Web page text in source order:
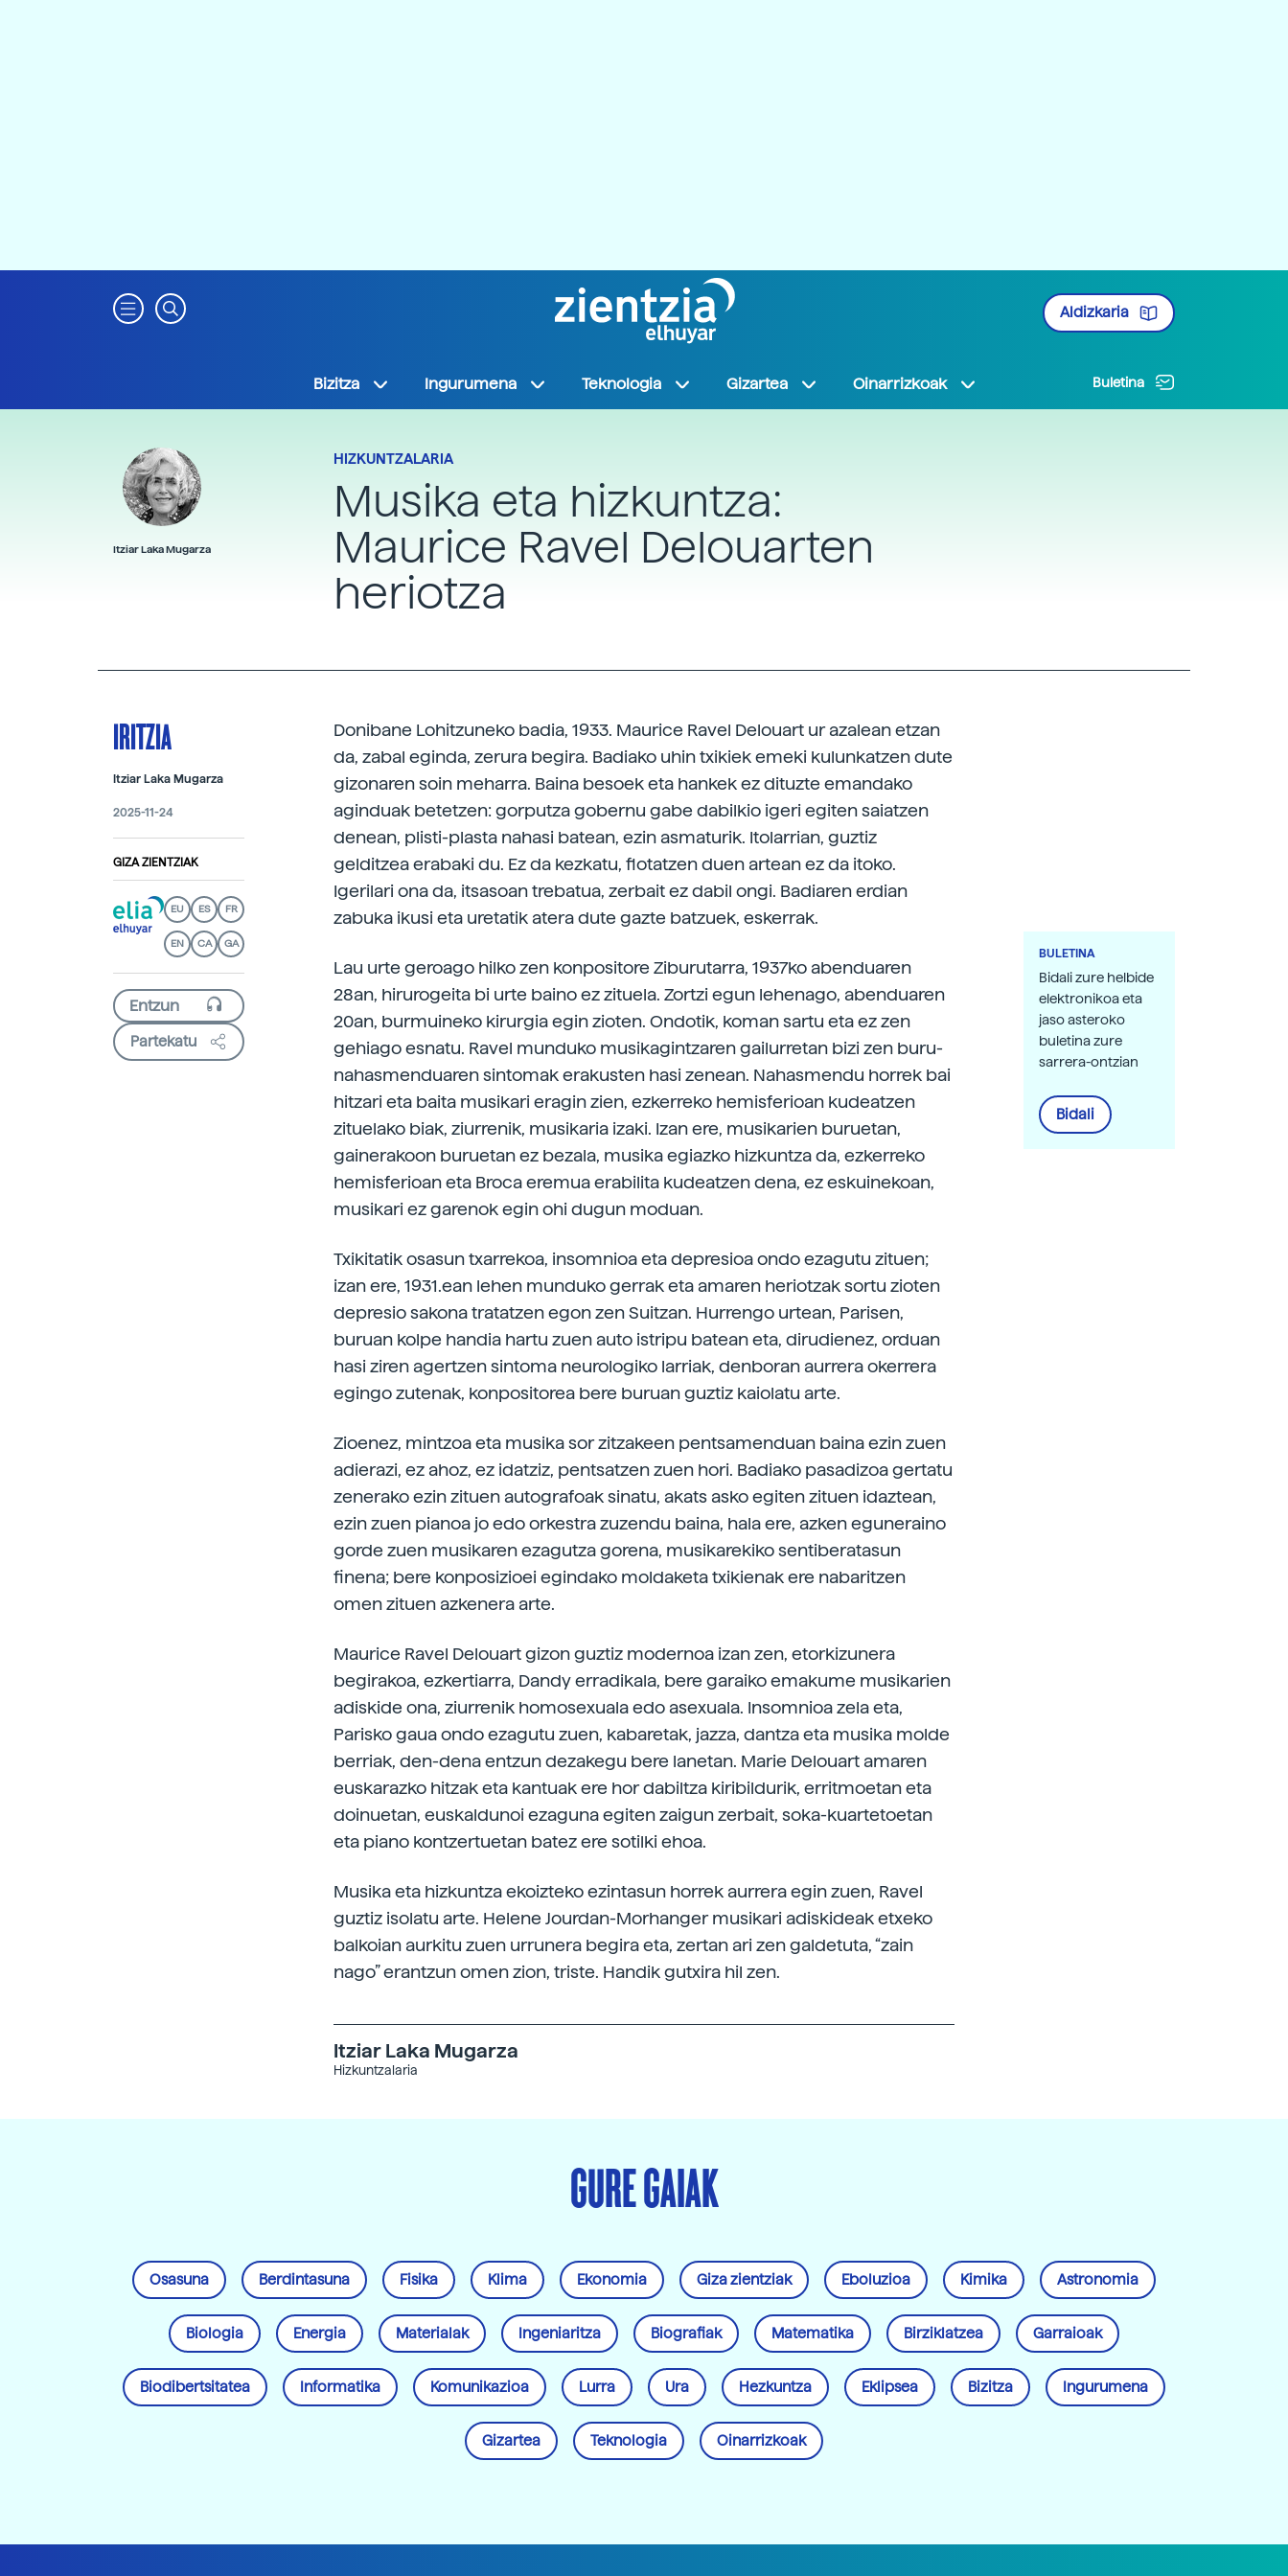
Aldizkaria
Bizitza Ingurumena Teknologia Gizartea Oinarrizkoak Buletina
Itziar Laka Mugarza
HIZKUNTZALARIA
Musika eta hizkuntza:
Maurice Ravel Delouarten
heriotza
IRITZIA
Itziar Laka Mugarza
2025-11-24
GIZA ZIENTZIAK
EU ES FR
EN CA GA
Partekatu
Donibane Lohitzuneko badia, 1933. Maurice Ravel Delouart ur azalean etzan
da, zabal eginda, zerura begira. Badiako uhin txikiek emeki kulunkatzen dute
gizonaren soin meharra. Baina besoek eta hankek ez dituzte emandako
aginduak betetzen: gorputza gobernu gabe dabilkio igeri egiten saiatzen
denean, plisti-plasta nahasi batean, ezin asmaturik. Itolarrian, guztiz
gelditzea erabaki du. Ez da kezkatu, flotatzen duen artean ez da itoko.
Igerilari ona da, itsasoan trebatua, zerbait ez dabil ongi. Badiaren erdian
zabuka ikusi eta uretatik atera dute gazte batzuek, eskerrak.
Lau urte geroago hilko zen konpositore Ziburutarra, 1937ko abenduaren
28an, hirurogeita bi urte baino ez zituela. Zortzi egun lehenago, abenduaren
20an, burmuineko kirurgia egin zioten. Ondotik, koman sartu eta ez zen
gehiago esnatu. Ravel munduko musikagintzaren gailurretan bizi zen buru-
nahasmenduaren sintomak erakusten hasi zenean. Nahasmendu horrek bai
hitzari eta baita musikari eragin zien, ezkerreko hemisferioan kudeatzen
zituelako biak, ziurrenik, musikaria izaki. Izan ere, musikarien buruetan,
gainerakoon buruetan ez bezala, musika egiazko hizkuntza da, ezkerreko
hemisferioan eta Broca eremua erabilita kudeatzen dena, ez eskuinekoan,
musikari ez garenok egin ohi dugun moduan.
Txikitatik osasun txarrekoa, insomnioa eta depresioa ondo ezagutu zituen;
izan ere, 1931.ean lehen munduko gerrak eta amaren heriotzak sortu zioten
depresio sakona tratatzen egon zen Suitzan. Hurrengo urtean, Parisen,
buruan kolpe handia hartu zuen auto istripu batean eta, dirudienez, orduan
hasi ziren agertzen sintoma neurologiko larriak, denboran aurrera okerrera
egingo zutenak, konpositorea bere buruan guztiz kaiolatu arte.
Zioenez, mintzoa eta musika sor zitzakeen pentsamenduan baina ezin zuen
adierazi, ez ahoz, ez idatziz, pentsatzen zuen hori. Badiako pasadizoa gertatu
zenerako ezin zituen autografoak sinatu, akats asko egiten zituen idaztean,
ezin zuen pianoa jo edo orkestra zuzendu baina, hala ere, azken eguneraino
gorde zuen musikaren ezagutza gorena, musikarekiko sentiberatasun
finena; bere konposizioei egindako moldaketa txikienak ere nabaritzen
omen zituen azkenera arte.
Maurice Ravel Delouart gizon guztiz modernoa izan zen, etorkizunera
begirakoa, ezkertiarra, Dandy erradikala, bere garaiko emakume musikarien
adiskide ona, ziurrenik homosexuala edo asexuala. Insomnioa zela eta,
Parisko gaua ondo ezagutu zuen, kabaretak, jazza, dantza eta musika molde
berriak, den-dena entzun dezakegu bere lanetan. Marie Delouart amaren
euskarazko hitzak eta kantuak ere hor dabiltza kiribildurik, erritmoetan eta
doinuetan, euskaldunoi ezaguna egiten zaigun zerbait, soka-kuartetoetan
eta piano kontzertuetan batez ere sotilki ehoa.
Musika eta hizkuntza ekoizteko ezintasun horrek aurrera egin zuen, Ravel
guztiz isolatu arte. Helene Jourdan-Morhanger musikari adiskideak etxeko
balkoian aurkitu zuen urrunera begira eta, zertan ari zen galdetuta, “zain
nago” erantzun omen zion, triste. Handik gutxira hil zen.
Itziar Laka Mugarza
Hizkuntzalaria
BULETINA
Bidali zure helbide
elektronikoa eta
jaso asteroko
buletina zure
sarrera-ontzian
Bidali
GURE GAIAK
Osasuna Berdintasuna Fisika Klima Ekonomia Giza zientziak Eboluzioa Kimika Astronomia
Biologia Energia Materialak Ingeniaritza Biografiak Matematika Birziklatzea Garraioak
Biodibertsitatea Informatika Komunikazioa Lurra Ura Hezkuntza Eklipsea Bizitza Ingurumena
Gizartea Teknologia Oinarrizkoak